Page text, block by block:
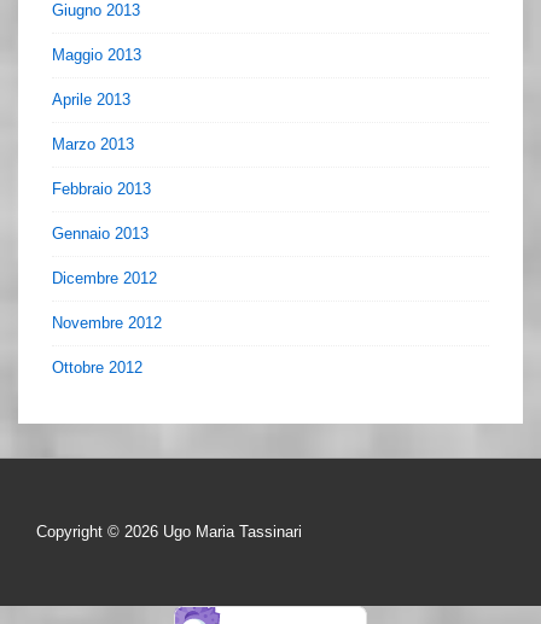
Giugno 2013
Maggio 2013
Aprile 2013
Marzo 2013
Febbraio 2013
Gennaio 2013
Dicembre 2012
Novembre 2012
Ottobre 2012
Copyright © 2026 Ugo Maria Tassinari